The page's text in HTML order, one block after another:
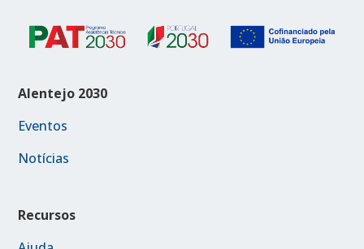
Alentejo 2030
Eventos
Notícias
Recursos